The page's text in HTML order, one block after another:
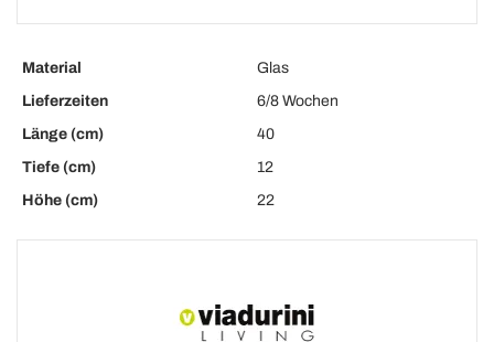
Material
Glas
Lieferzeiten
6/8 Wochen
Länge (cm)
40
Tiefe (cm)
12
Höhe (cm)
22